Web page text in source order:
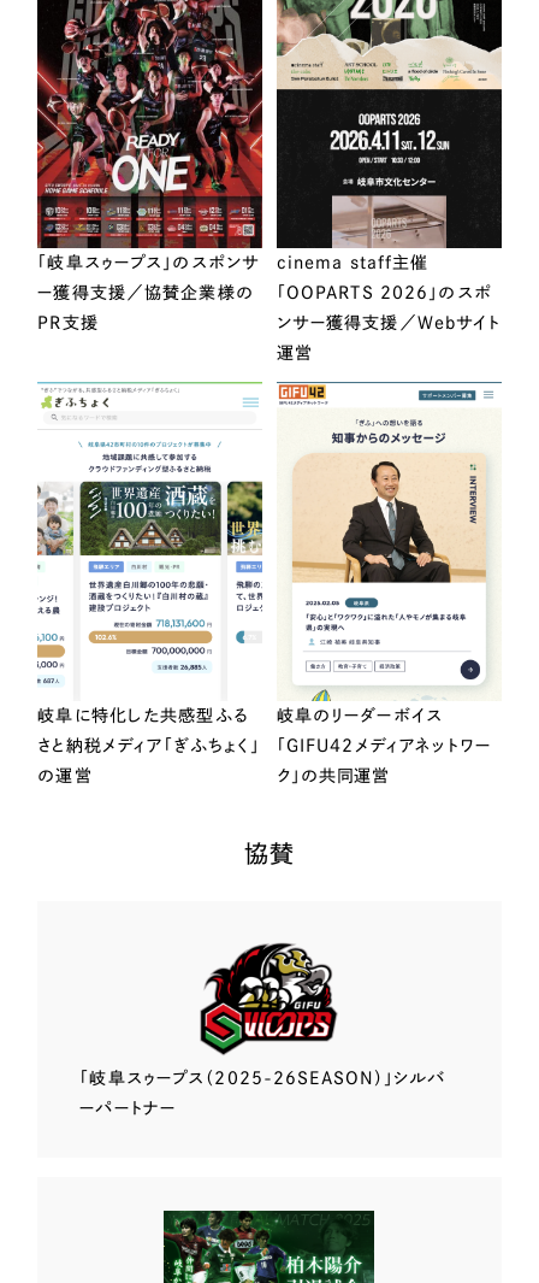
「岐阜スゥープス」のスポンサ
ー獲得支援／協賛企業様の
PR支援
cinema staff主催
「OOPARTS 2026」のスポ
ンサー獲得支援／Webサイト
運営
岐阜に特化した共感型ふる
さと納税メディア「ぎふちょく」
の運営
岐阜のリーダーボイス
「GIFU42メディアネットワー
ク」の共同運営
協賛
「岐阜スゥープス （2025-26SEASON）」 シルバ
ーパートナー